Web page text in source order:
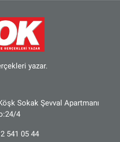
yazar.
Sokak Şevval Apartmanı
4
541 05 44